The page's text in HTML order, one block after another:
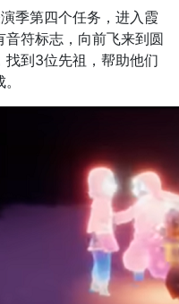
季第四个任务，进入霞
符标志，向前飞来到圆
到3位先祖，帮助他们